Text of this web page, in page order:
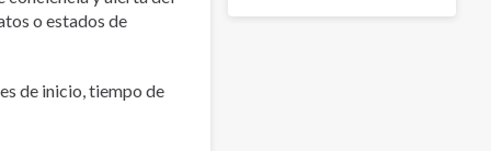
o estados de
de inicio, tiempo de